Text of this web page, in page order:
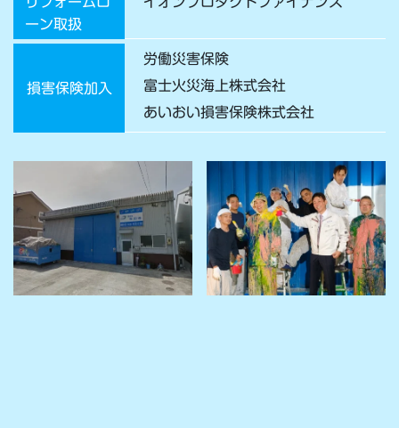
ーン取扱
損害保険加入
労働災害保険
富士火災海上株式会社
あいおい損害保険株式会社